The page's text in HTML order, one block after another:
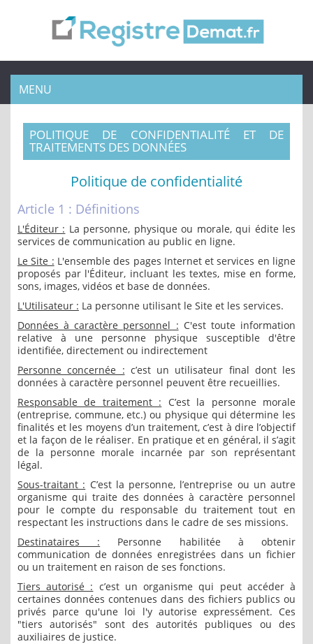
MENU
POLITIQUE DE CONFIDENTIALITÉ ET DE
TRAITEMENTS DES DONNÉES
Politique de confidentialité
Article 1 : Définitions
L'Éditeur : La personne, physique ou morale, qui édite les
services de communication au public en ligne.
Le Site : L'ensemble des pages Internet et services en ligne
proposés par l'Éditeur, incluant les textes, mise en forme,
sons, images, vidéos et base de données.
L'Utilisateur : La personne utilisant le Site et les services.
Données à caractère personnel : C'est toute information
relative à une personne physique susceptible d'être
identifiée, directement ou indirectement
Personne concernée : c’est un utilisateur final dont les
données à caractère personnel peuvent être recueillies.
Responsable de traitement : C’est la personne morale
(entreprise, commune, etc.) ou physique qui détermine les
finalités et les moyens d’un traitement, c’est à dire l’objectif
et la façon de le réaliser. En pratique et en général, il s’agit
de la personne morale incarnée par son représentant
légal.
Sous-traitant : C’est la personne, l’entreprise ou un autre
organisme qui traite des données à caractère personnel
pour le compte du responsable du traitement tout en
respectant les instructions dans le cadre de ses missions.
Destinataires : Personne habilitée à obtenir
communication de données enregistrées dans un fichier
ou un traitement en raison de ses fonctions.
Tiers autorisé : c’est un organisme qui peut accéder à
certaines données contenues dans des fichiers publics ou
privés parce qu'une loi l'y autorise expressément. Ces
"tiers autorisés" sont des autorités publiques ou des
auxiliaires de justice.